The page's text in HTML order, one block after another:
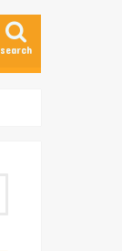
search